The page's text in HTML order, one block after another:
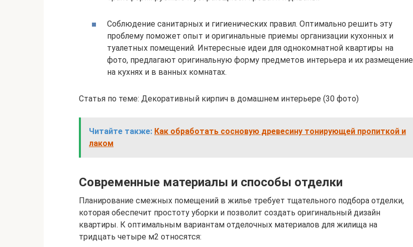
Соблюдение санитарных и гигиенических правил. Оптимально решить эту
проблему поможет опыт и оригинальные приемы организации кухонных и
туалетных помещений. Интересные идеи для однокомнатной квартиры на
фото, предлагают оригинальную форму предметов интерьера и их размещение
на кухнях и в ванных комнатах.
Статья по теме: Декоративный кирпич в домашнем интерьере (30 фото)
Читайте также: Как обработать сосновую древесину тонирующей пропиткой и
лаком
Современные материалы и способы отделки
Планирование смежных помещений в жилье требует тщательного подбора отделки,
которая обеспечит простоту уборки и позволит создать оригинальный дизайн
квартиры. К оптимальным вариантам отделочных материалов для жилища на
тридцать четыре м2 относятся: